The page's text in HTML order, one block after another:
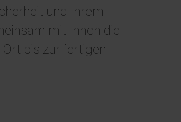
und Ihrem
mit Ihnen die
bis zur fertigen